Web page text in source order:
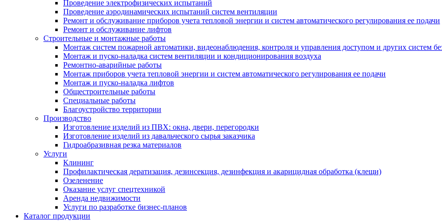
Проведение электрофизических испытаний
Проведение аэродинамических испытаний систем вентиляции
Ремонт и обслуживание приборов учета тепловой энергии и систем автоматического регулирования ее подачи
Ремонт и обслуживание лифтов
Строительные и монтажные работы
Монтаж систем пожарной автоматики, видеонаблюдения, контроля и управления доступом и других систем
Монтаж и пуско-наладка систем вентиляции и кондиционирования воздуха
Ремонтно-аварийные работы
Монтаж приборов учета тепловой энергии и систем автоматического регулирования ее подачи
Монтаж и пуско-наладка лифтов
Общестроительные работы
Специальные работы
Благоустройство территории
Производство
Изготовление изделий из ПВХ: окна, двери, перегородки
Изготовление изделий из давальческого сырья заказчика
Гидроабразивная резка материалов
Услуги
Клининг
Профилактическая дератизация, дезинсекция, дезинфекция и акарицидная обработка (клещи)
Озеленение
Оказание услуг спецтехникой
Аренда недвижимости
Услуги по разработке бизнес-планов
Каталог продукции